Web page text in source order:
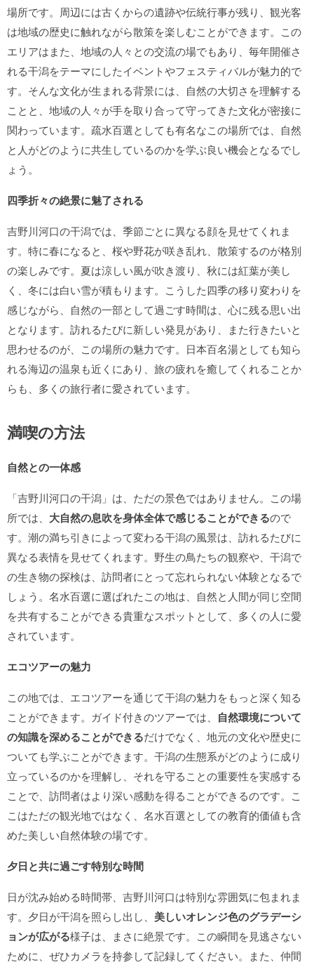
場所です。周辺には古くからの遺跡や伝統行事が残り、観光客
は地域の歴史に触れながら散策を楽しむことができます。この
エリアはまた、地域の人々との交流の場でもあり、毎年開催さ
れる干潟をテーマにしたイベントやフェスティバルが魅力的で
す。そんな文化が生まれる背景には、自然の大切さを理解する
ことと、地域の人々が手を取り合って守ってきた文化が密接に
関わっています。疏水百選としても有名なこの場所では、自然
と人がどのように共生しているのかを学ぶ良い機会となるでし
ょう。
四季折々の絶景に魅了される
吉野川河口の干潟では、季節ごとに異なる顔を見せてくれま
す。特に春になると、桜や野花が咲き乱れ、散策するのが格別
の楽しみです。夏は涼しい風が吹き渡り、秋には紅葉が美し
く、冬には白い雪が積もります。こうした四季の移り変わりを
感じながら、自然の一部として過ごす時間は、心に残る思い出
となります。訪れるたびに新しい発見があり、また行きたいと
思わせるのが、この場所の魅力です。日本百名湯としても知ら
れる海辺の温泉も近くにあり、旅の疲れを癒してくれることか
らも、多くの旅行者に愛されています。
満喫の方法
自然との一体感
「吉野川河口の干潟」は、ただの景色ではありません。この場
所では、 大自然の息吹を身体全体で感じることができるので
す。潮の満ち引きによって変わる干潟の風景は、訪れるたびに
異なる表情を見せてくれます。野生の鳥たちの観察や、干潟で
の生き物の探検は、訪問者にとって忘れられない体験となるで
しょう。名水百選に選ばれたこの地は、自然と人間が同じ空間
を共有することができる貴重なスポットとして、多くの人に愛
されています。
エコツアーの魅力
この地では、エコツアーを通じて干潟の魅力をもっと深く知る
ことができます。ガイド付きのツアーでは、 自然環境について
の知識を深めることができるだけでなく、地元の文化や歴史に
ついても学ぶことができます。干潟の生態系がどのように成り
立っているのかを理解し、それを守ることの重要性を実感する
ことで、訪問者はより深い感動を得ることができるのです。こ
こはただの観光地ではなく、名水百選としての教育的価値も含
めた美しい自然体験の場です。
夕日と共に過ごす特別な時間
日が沈み始める時間帯、吉野川河口は特別な雰囲気に包まれま
す。夕日が干潟を照らし出し、 美しいオレンジ色のグラデーシ
ョンが広がる様子は、まさに絶景です。この瞬間を見逃さない
ために、ぜひカメラを持参して記録してください。また、仲間